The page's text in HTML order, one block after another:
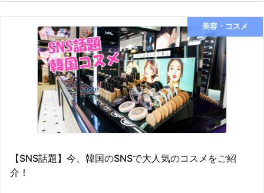
【SNS話題】今、韓国のSNSで大人気のコスメをご紹
介！
美容・コスメ